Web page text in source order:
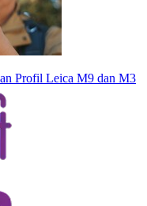
Profil Leica M9 dan M3